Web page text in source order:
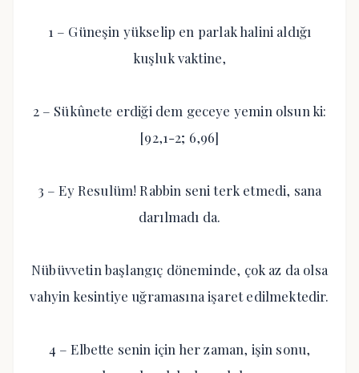
1 – Güneşin yükselip en parlak halini aldığı
kuşluk vaktine,
2 – Sükûnete erdiği dem geceye yemin olsun ki:
[92,1-2; 6,96]
3 – Ey Resulüm! Rabbin seni terk etmedi, sana
darılmadı da.
Nübüvvetin başlangıç döneminde, çok az da olsa
vahyin kesintiye uğramasına işaret edilmektedir.
4 – Elbette senin için her zaman, işin sonu,